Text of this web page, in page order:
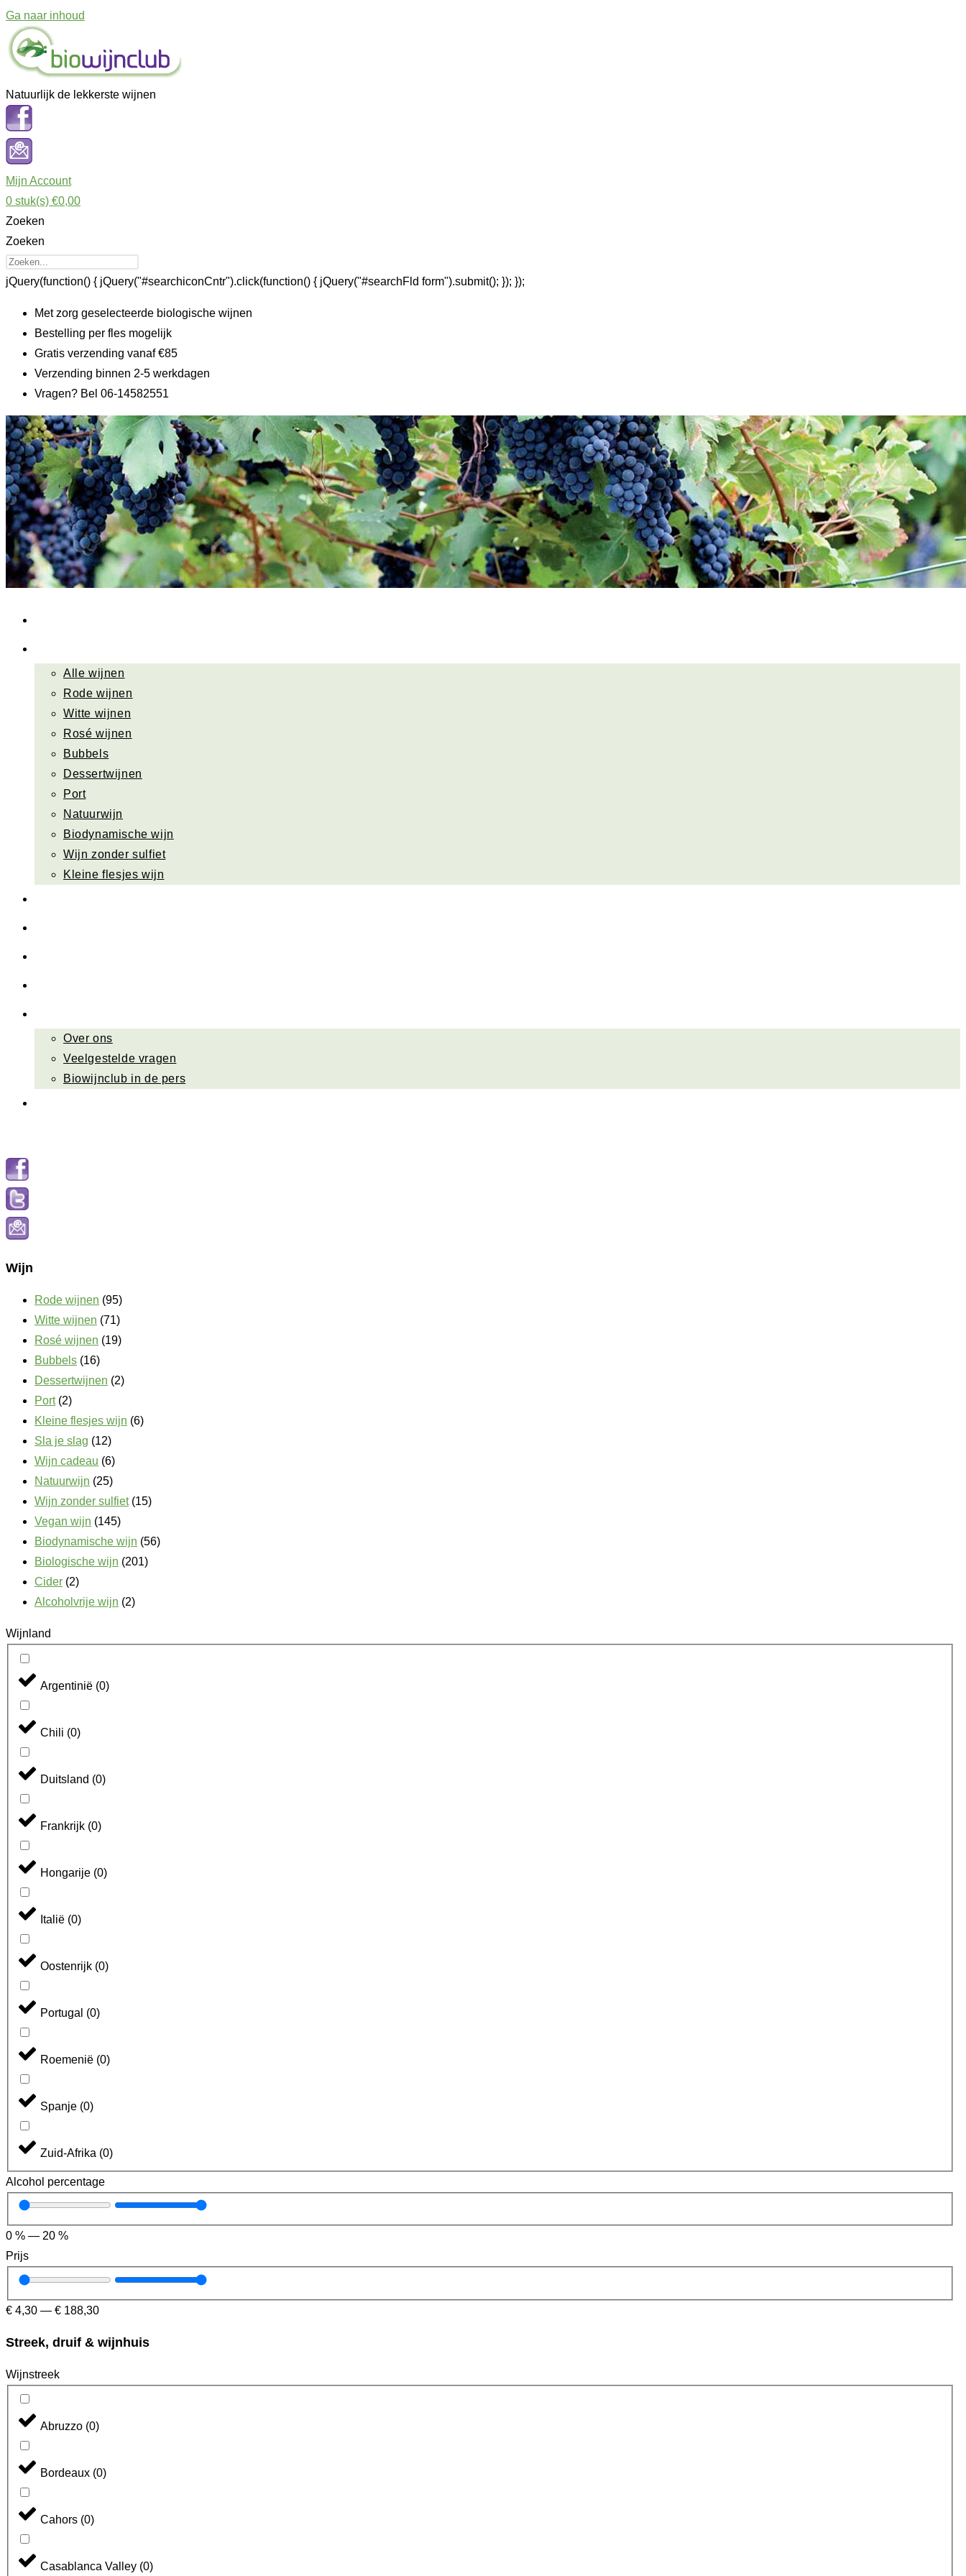
Ga naar inhoud
Natuurlijk de lekkerste wijnen
Mijn Account
0 stuk(s) €0,00
Zoeken
Zoeken
jQuery(function() { jQuery("#searchiconCntr").click(function() { jQuery("#searchFld form").submit(); }); });
Met zorg geselecteerde biologische wijnen
Bestelling per fles mogelijk
Gratis verzending vanaf €85
Verzending binnen 2-5 werkdagen
Vragen? Bel 06-14582551
Alle wijnen
Rode wijnen
Witte wijnen
Rosé wijnen
Bubbels
Dessertwijnen
Port
Natuurwijn
Biodynamische wijn
Wijn zonder sulfiet
Kleine flesjes wijn
Over ons
Veelgestelde vragen
Biowijnclub in de pers
Wijn
Rode wijnen (95)
Witte wijnen (71)
Rosé wijnen (19)
Bubbels (16)
Dessertwijnen (2)
Port (2)
Kleine flesjes wijn (6)
Sla je slag (12)
Wijn cadeau (6)
Natuurwijn (25)
Wijn zonder sulfiet (15)
Vegan wijn (145)
Biodynamische wijn (56)
Biologische wijn (201)
Cider (2)
Alcoholvrije wijn (2)
Wijnland
Argentinië (0)
Chili (0)
Duitsland (0)
Frankrijk (0)
Hongarije (0)
Italië (0)
Oostenrijk (0)
Portugal (0)
Roemenië (0)
Spanje (0)
Zuid-Afrika (0)
Alcohol percentage
0 % — 20 %
Prijs
€ 4,30 — € 188,30
Streek, druif & wijnhuis
Wijnstreek
Abruzzo (0)
Bordeaux (0)
Cahors (0)
Casablanca Valley (0)